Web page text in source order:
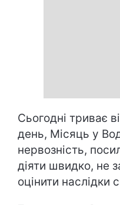
Сьогодні триває
день, Місяць у
нервозність,
діяти швидко, не
оцінити наслідки